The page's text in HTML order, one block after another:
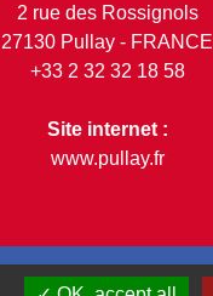
2 rue des Rossignols
27130 Pullay - FRANCE
+33 2 32 32 18 58
Site internet :
www.pullay.fr